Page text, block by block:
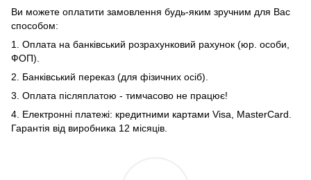
Ви можете оплатити замовлення будь-яким зручним для Вас
способом:
1. Оплата на банківський розрахунковий рахунок (юр. особи,
ФОП).
2. Банківський переказ (для фізичних осіб).
3. Оплата післяплатою - тимчасово не працює!
4. Електронні платежі: кредитними картами Visa, MasterCard.
Гарантія від виробника 12 місяців.